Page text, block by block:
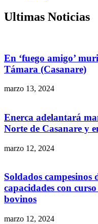
Ultimas Noticias
En ‘fuego amigo’
Támara (Casanare)
marzo 13, 2024
Enerca adelantará
Norte de Casanare y
marzo 12, 2024
Soldados campesinos
capacidades con
bovinos
marzo 12, 2024